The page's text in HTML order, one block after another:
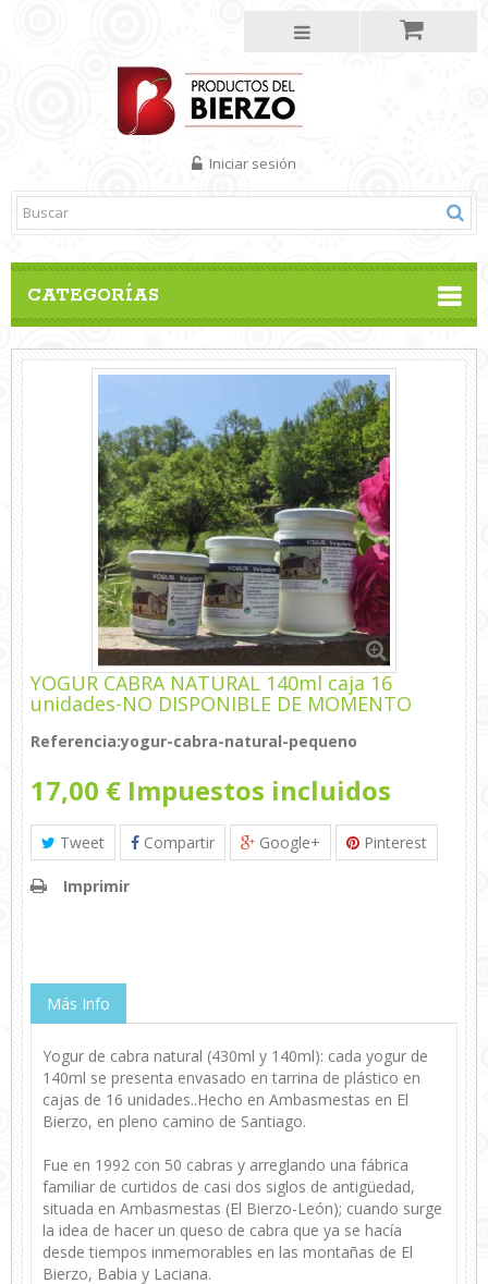
CATEGORÍAS
Iniciar sesión
YOGUR CABRA NATURAL 140ml caja 16
unidades-NO DISPONIBLE DE MOMENTO
Referencia:yogur-cabra-natural-pequeno
17,00 € Impuestos incluidos
Tweet Compartir Google+ Pinterest
Imprimir
Más Info
Yogur de cabra natural (430ml y 140ml): cada yogur de
140ml se presenta envasado en tarrina de plástico en
cajas de 16 unidades..Hecho en Ambasmestas en El
Bierzo, en pleno camino de Santiago.
Fue en 1992 con 50 cabras y arreglando una fábrica
familiar de curtidos de casi dos siglos de antigüedad,
situada en Ambasmestas (El Bierzo-León); cuando surge
la idea de hacer un queso de cabra que ya se hacía
desde tiempos inmemorables en las montañas de El
Bierzo, Babia y Laciana.